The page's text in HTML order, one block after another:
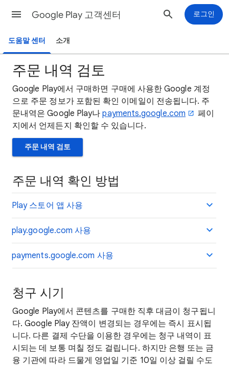
Google Play 고객센터 로그인
도움말 센터 소개
주문 내역 검토
Google Play에서 구매하면 구매에 사용한 Google 계정
으로 주문 정보가 포함된 확인 이메일이 전송됩니다. 주
문내역은 Google Play나payments.google.com
페이
지에서 언제든지 확인할 수 있습니다.
주문 내역 검토
주문 내역 확인 방법
Play 스토어 앱 사용
play.google.com 사용
payments.google.com 사용
청구 시기
Google Play에서 콘텐츠를 구매한 직후 대금이 청구됩니
다. Google Play 잔액이 변경되는 경우에는 즉시 표시됩
니다. 다른 결제 수단을 이용한 경우에는 청구 내역이 표
시되는 데 보통 며칠 정도 걸립니다. 하지만 은행 또는 금
융 기관에 따라 드물게 영업일 기준 10일 이상 걸릴 수도